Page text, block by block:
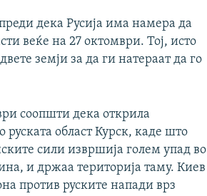
дека Русија има намера да
веќе на 27 октомври. Тој, исто
земји за да ги натераат да го
соопшти дека открила
руската област Курск, каде што
сили извршија голем упад во
и држаа територија таму. Киев
против руските напади врз